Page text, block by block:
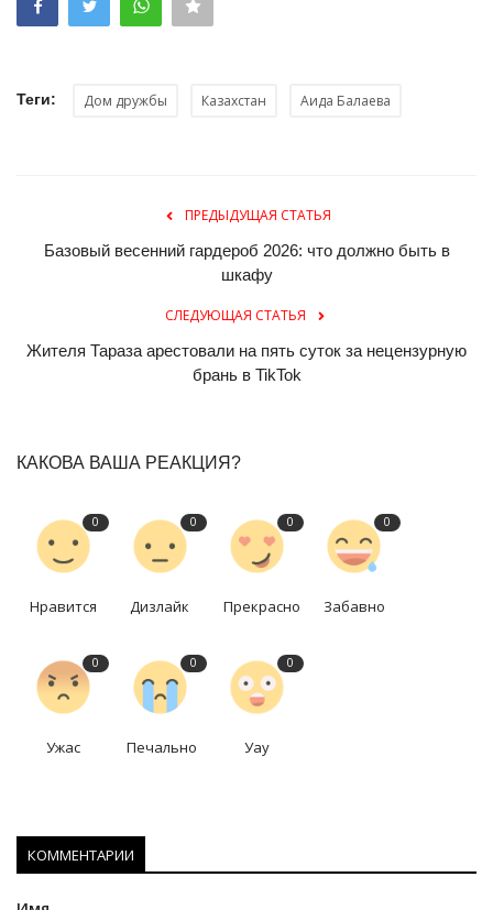
Теги: Дом дружбы Казахстан Аида Балаева
ПРЕДЫДУЩАЯ СТАТЬЯ
Базовый весенний гардероб 2026: что должно быть в
шкафу
СЛЕДУЮЩАЯ СТАТЬЯ
Жителя Тараза арестовали на пять суток за нецензурную
брань в TikTok
КАКОВА ВАША РЕАКЦИЯ?
0
Нравится
0
Дизлайк
0
Прекрасно
0
Забавно
0
Ужас
0
Печально
0
Уау
КОММЕНТАРИИ